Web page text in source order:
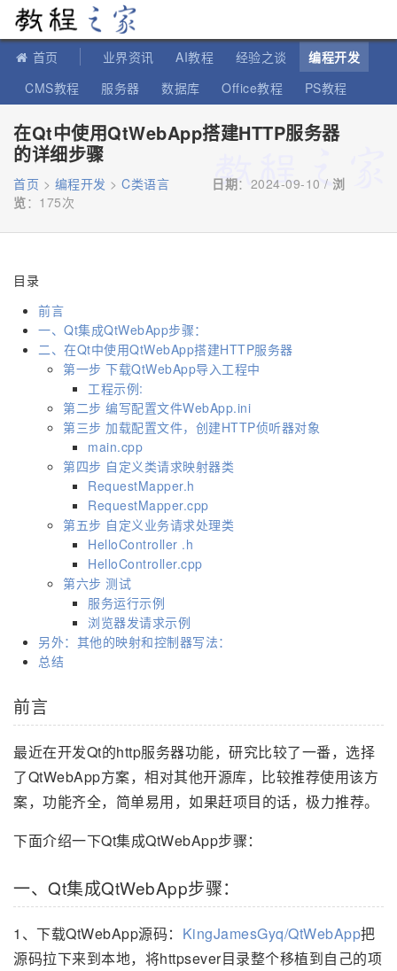
首页 业界资讯 AI教程 经验之谈
编程开发
CMS教程
服务器 数据库 Office教程
PS教程
在Qt中使用QtWebApp搭建HTTP服务器
的详细步骤
首页 > 编程开发 > C类语言 日期：2024-09-10 / 浏
览： 175次
目录
前言
一、Qt集成QtWebApp步骤：
二、在Qt中使用QtWebApp搭建HTTP服务器
第一步 下载QtWebApp导入工程中
工程示例:
第二步 编写配置文件WebApp.ini
第三步 加载配置文件，创建HTTP侦听器对象
main.cpp
第四步 自定义类请求映射器类
RequestMapper.h
RequestMapper.cpp
第五步 自定义业务请求处理类
HelloController .h
HelloController.cpp
第六步 测试
服务运行示例
浏览器发请求示例
另外：其他的映射和控制器写法：
总结
前言
最近在开发Qt的http服务器功能，研究比较了一番，选择
了QtWebApp方案，相对其他开源库，比较推荐使用该方
案，功能齐全，简单易用，如果赶项目的话，极力推荐。
下面介绍一下Qt集成QtWebApp步骤：
一、Qt集成QtWebApp步骤：
1、下载QtWebApp源码： KingJamesGyq/QtWebApp把
源码拉下来到本地，将httpsever目录整个移植到自己的项